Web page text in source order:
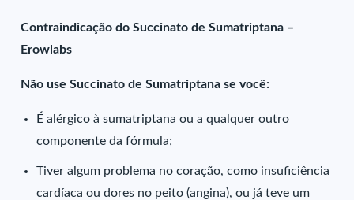
Contraindicação do Succinato de Sumatriptana –
Erowlabs
Não use Succinato de Sumatriptana se você:
É alérgico à sumatriptana ou a qualquer outro
componente da fórmula;
Tiver algum problema no coração, como insuficiência
cardíaca ou dores no peito (angina), ou já teve um